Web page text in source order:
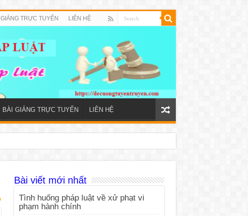
GIẢNG TRỰC TUYẾN LIÊN HỆ
BÀI GIẢNG TRỰC TUYẾN LIÊN HỆ
Bài viết mới nhất
Tình huống pháp luật về xử phạt vi
phạm hành chính